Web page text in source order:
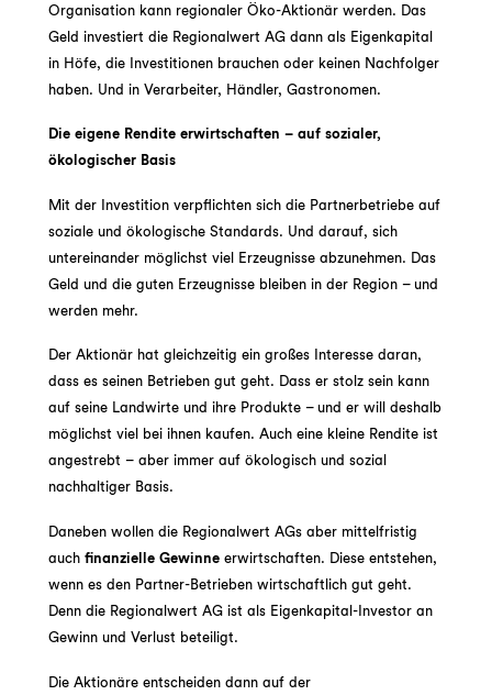
Organisation kann regionaler Öko-Aktionär werden. Das
Geld investiert die Regionalwert AG dann als Eigenkapital
in Höfe, die Investitionen brauchen oder keinen Nachfolger
haben. Und in Verarbeiter, Händler, Gastronomen.
Die eigene Rendite erwirtschaften – auf sozialer,
ökologischer Basis
Mit der Investition verpflichten sich die Partnerbetriebe auf
soziale und ökologische Standards. Und darauf, sich
untereinander möglichst viel Erzeugnisse abzunehmen. Das
Geld und die guten Erzeugnisse bleiben in der Region – und
werden mehr.
Der Aktionär hat gleichzeitig ein großes Interesse daran,
dass es seinen Betrieben gut geht. Dass er stolz sein kann
auf seine Landwirte und ihre Produkte – und er will deshalb
möglichst viel bei ihnen kaufen. Auch eine kleine Rendite ist
angestrebt – aber immer auf ökologisch und sozial
nachhaltiger Basis.
Daneben wollen die Regionalwert AGs aber mittelfristig
auch finanzielle Gewinneerwirtschaften. Diese entstehen,
wenn es den Partner-Betrieben wirtschaftlich gut geht.
Denn die Regionalwert AG ist als Eigenkapital-Investor an
Gewinn und Verlust beteiligt.
Die Aktionäre entscheiden dann auf der